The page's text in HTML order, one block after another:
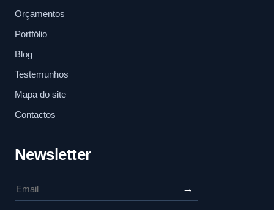
Orçamentos
Portfólio
Blog
Testemunhos
Mapa do site
Contactos
Newsletter
→